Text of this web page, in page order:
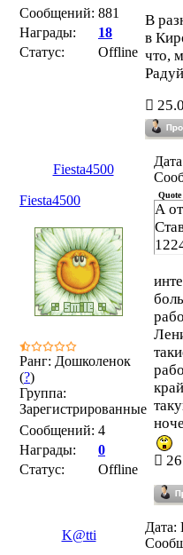
Сообщений: 881
Награды:
18
Статус:
Offline
В
в
что,
Fiesta4500
Fiesta4500
Ранг: Дошколенок
(?)
Группа:
Зарегистрированные
Сообщений: 4
Награды:
0
Статус:
Offline
Quote
А
K@tti
Дата: